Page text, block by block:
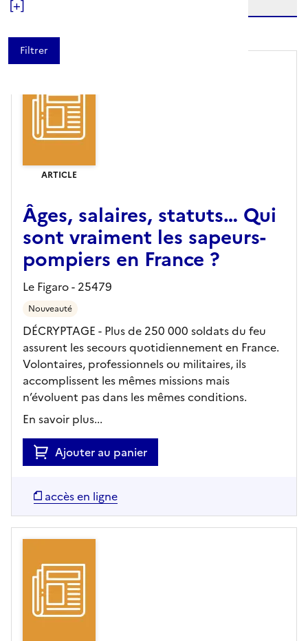
[+]
ARTICLE
Âges, salaires, statuts… Qui
sont vraiment les sapeurs-
pompiers en France ?
Le Figaro - 25479
Nouveauté
DÉCRYPTAGE - Plus de 250 000 soldats du feu
assurent les secours quotidiennement en France.
Volontaires, professionnels ou militaires, ils
accomplissent les mêmes missions mais
n’évoluent pas dans les mêmes conditions.
En savoir plus...
Ajouter au panier
accès en ligne